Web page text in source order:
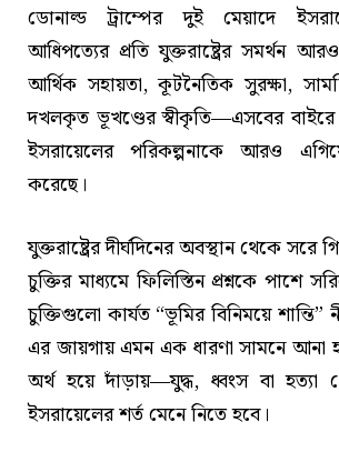
ডোনাল্ড ট্রাম্পের দুই মেয়াদে
আধিপত্যের প্রতি যুক্তরাষ্ট্রের সমর্থন
আর্থিক সহায়তা, কূটনৈতিক সুরক্ষা,
দখলকৃত ভূখণ্ডের স্বীকৃতি—এসবের বাইরে
ইসরায়েলের পরিকল্পনাকে আরও
করেছে।
যুক্তরাষ্ট্রের দীর্ঘদিনের অবস্থান থেকে সরে
চুক্তির মাধ্যমে ফিলিস্তিন প্রশ্নকে পাশে
চুক্তিগুলো কার্যত “ভূমির বিনিময়ে শান্তি”
এর জায়গায় এমন এক ধারণা সামনে আনা
অর্থ হয়ে দাঁড়ায়—যুদ্ধ, ধ্বংস বা হত্যা
ইসরায়েলের শর্ত মেনে নিতে হবে।